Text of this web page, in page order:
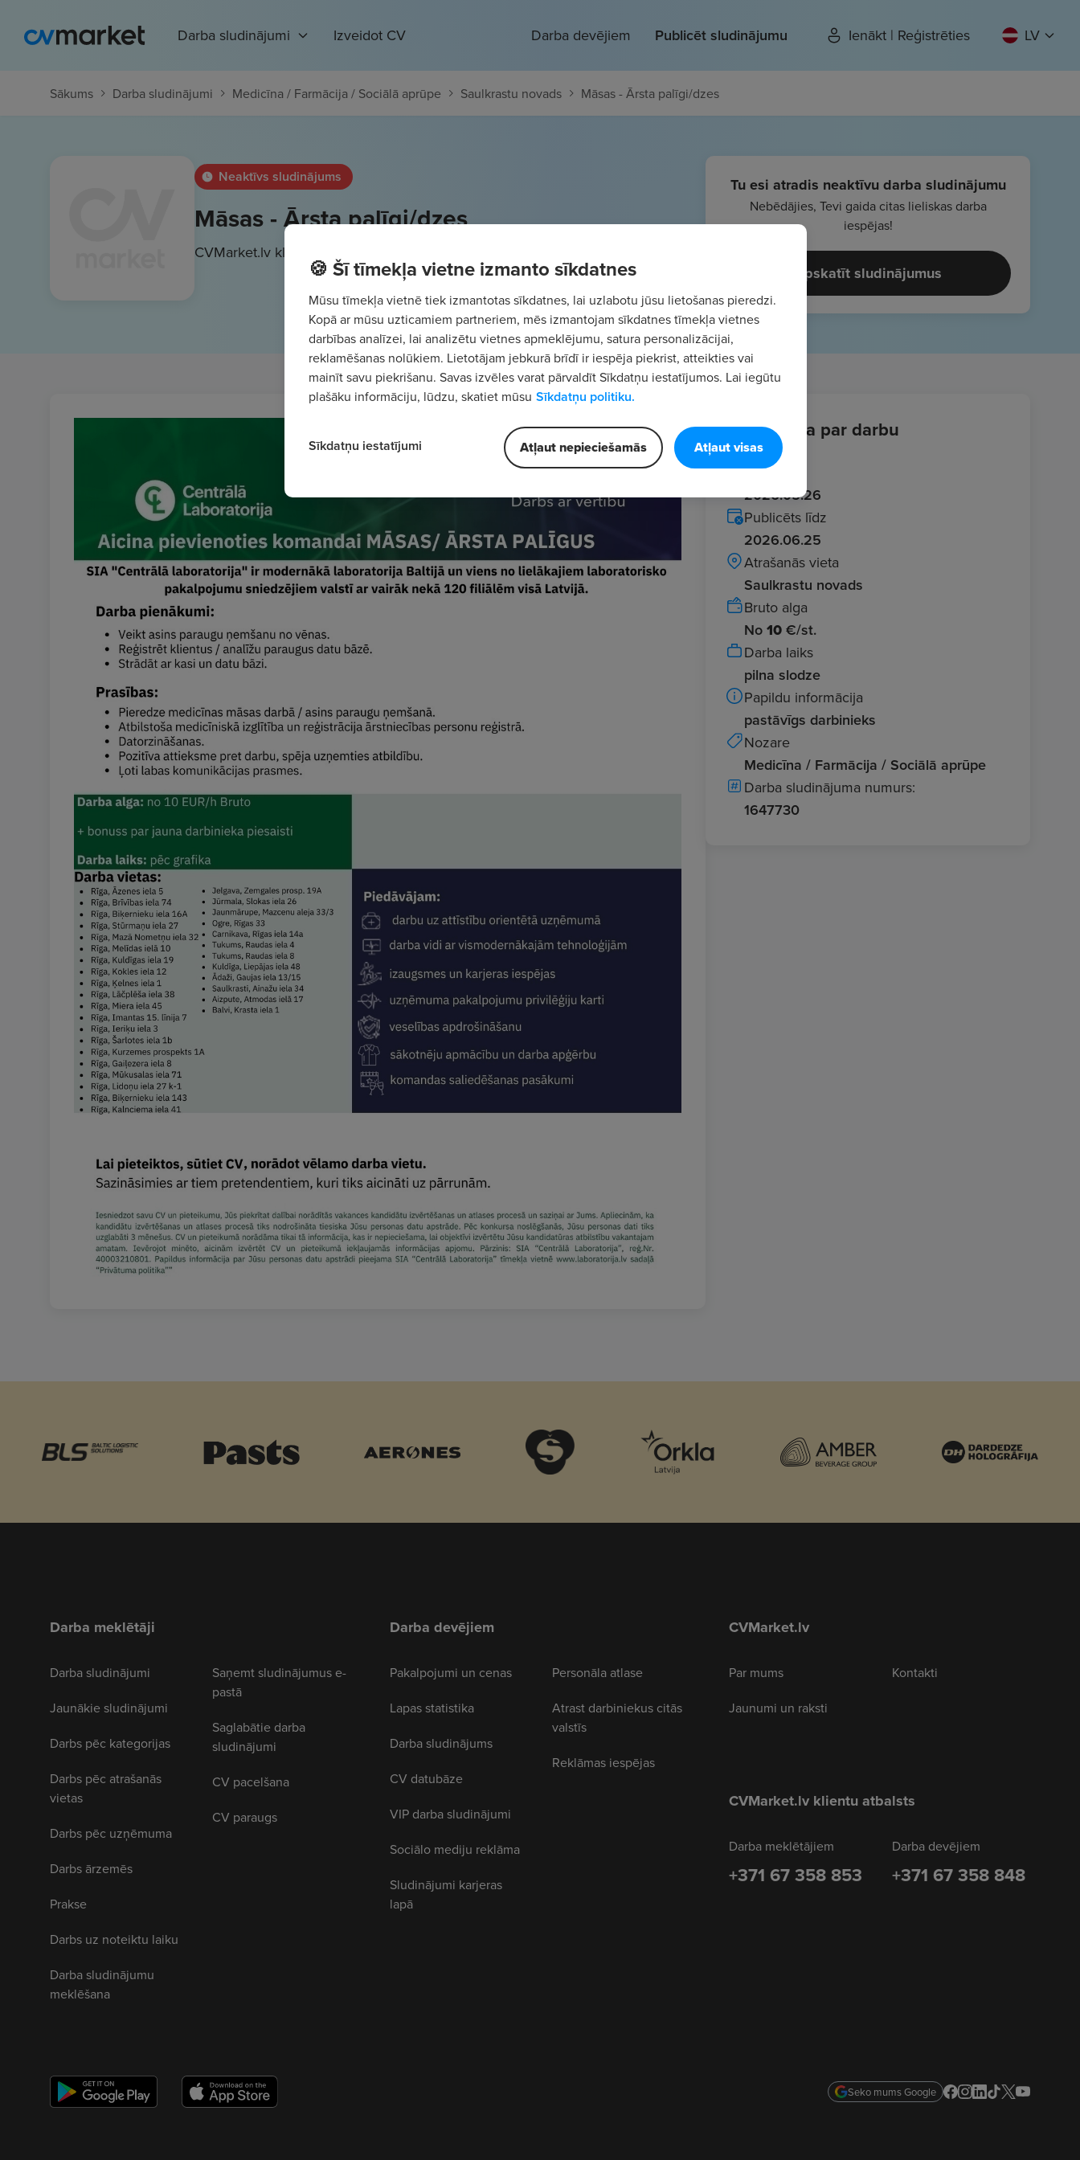
Darba sludinājumi Izveidot CV Darba devējiem Publicēt sludinājumu Ienākt | Reģistrēties LV
Sākums Darba sludinājumi Medicīna / Farmācija / Sociālā aprūpe Saulkrastu novads Māsas - Ārsta palīgi/dzes
Neaktīvs sludinājums
Māsas - Ārsta palīgi/dzes
CVMarket.lv klients
Tu esi atradis neaktīvu darba sludinājumu
Nebēdājies, Tevi gaida citas lieliskas darba
iespējas!
Apskatīt sludinājumus
Informācija par darbu
Ievadīts
2026.05.26
Publicēts līdz
2026.06.25
Atrašanās vieta
Saulkrastu novads
Bruto alga
No 10 €/st.
Darba laiks
pilna slodze
Papildu informācija
pastāvīgs darbinieks
Nozare
Medicīna / Farmācija / Sociālā aprūpe
Darba sludinājuma numurs:
1647730
Darba meklētāji
Darba sludinājumi
Jaunākie sludinājumi
Darbs pēc kategorijas
Darbs pēc atrašanās
vietas
Darbs pēc uzņēmuma
Darbs ārzemēs
Prakse
Darbs uz noteiktu laiku
Darba sludinājumu
meklēšana
Saņemt sludinājumus e-
pastā
Saglabātie darba
sludinājumi
CV pacelšana
CV paraugs
Darba devējiem
Pakalpojumi un cenas
Lapas statistika
Darba sludinājums
CV datubāze
VIP darba sludinājumi
Sociālo mediju reklāma
Sludinājumi karjeras
lapā
Personāla atlase
Atrast darbiniekus citās
valstīs
Reklāmas iespējas
CVMarket.lv
Par mums
Jaunumi un raksti
Kontakti
CVMarket.lv klientu atbalsts
Darba meklētājiem
+371 67 358 853
Darba devējiem
+371 67 358 848
Seko mums Google
🍪 Šī tīmekļa vietne izmanto sīkdatnes
Mūsu tīmekļa vietnē tiek izmantotas sīkdatnes, lai uzlabotu jūsu lietošanas pieredzi.
Kopā ar mūsu uzticamiem partneriem, mēs izmantojam sīkdatnes tīmekļa vietnes
darbības analīzei, lai analizētu vietnes apmeklējumu, satura personalizācijai,
reklamēšanas nolūkiem. Lietotājam jebkurā brīdī ir iespēja piekrist, atteikties vai
mainīt savu piekrišanu. Savas izvēles varat pārvaldīt Sīkdatņu iestatījumos. Lai iegūtu
plašāku informāciju, lūdzu, skatiet mūsu Sīkdatņu politiku.
Sīkdatņu iestatījumi Atļaut nepieciešamās Atļaut visas